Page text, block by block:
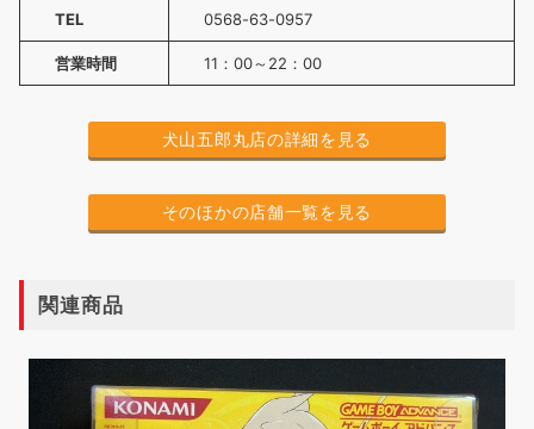
TEL 0568-63-0957
営業時間 11：00～22：00
犬山五郎丸店の詳細を見る
そのほかの店舗一覧を見る
関連商品